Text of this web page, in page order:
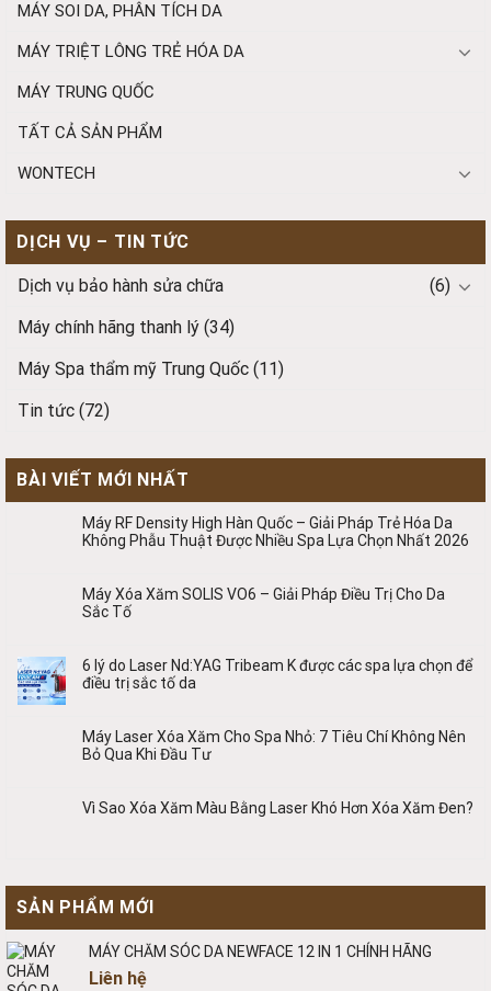
MÁY SOI DA, PHÂN TÍCH DA
MÁY TRIỆT LÔNG TRẺ HÓA DA
MÁY TRUNG QUỐC
TẤT CẢ SẢN PHẨM
WONTECH
DỊCH VỤ – TIN TỨC
Dịch vụ bảo hành sửa chữa
(6)
Máy chính hãng thanh lý (34)
Máy Spa thẩm mỹ Trung Quốc (11)
Tin tức (72)
BÀI VIẾT MỚI NHẤT
Máy RF Density High Hàn Quốc – Giải Pháp Trẻ Hóa Da
Không Phẫu Thuật Được Nhiều Spa Lựa Chọn Nhất 2026
Máy Xóa Xăm SOLIS VO6 – Giải Pháp Điều Trị Cho Da
Sắc Tố
6 lý do Laser Nd:YAG Tribeam K được các spa lựa chọn để
điều trị sắc tố da
Máy Laser Xóa Xăm Cho Spa Nhỏ: 7 Tiêu Chí Không Nên
Bỏ Qua Khi Đầu Tư
Vì Sao Xóa Xăm Màu Bằng Laser Khó Hơn Xóa Xăm Đen?
SẢN PHẨM MỚI
MÁY CHĂM SÓC DA NEWFACE 12 IN 1 CHÍNH HÃNG
Liên hệ